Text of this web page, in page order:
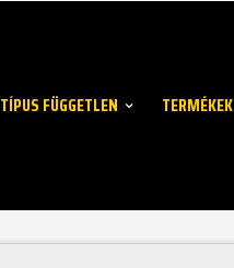
TÍPUS FÜGGETLEN TERMÉKEK